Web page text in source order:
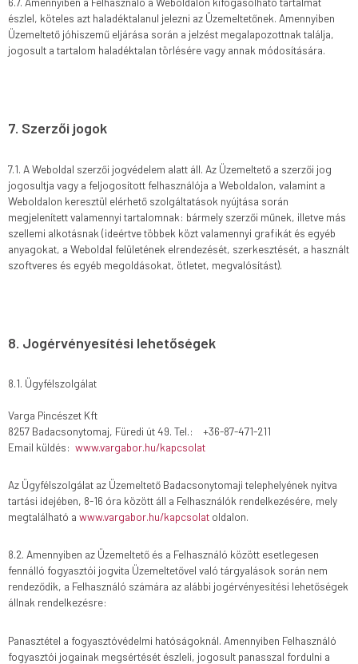
észlel, köteles azt haladéktalanul jelezni az Üzemeltetőnek. Amennyiben
Üzemeltető jóhiszemű eljárása során a jelzést megalapozottnak találja,
jogosult a tartalom haladéktalan törlésére vagy annak módosítására.
7. Szerzői jogok
7.1. A Weboldal szerzői jogvédelem alatt áll. Az Üzemeltető a szerzői jog
jogosultja vagy a feljogosított felhasználója a Weboldalon, valamint a
Weboldalon keresztül elérhető szolgáltatások nyújtása során
megjelenített valamennyi tartalomnak: bármely szerzői műnek, illetve más
szellemi alkotásnak (ideértve többek közt valamennyi grafikát és egyéb
anyagokat, a Weboldal felületének elrendezését, szerkesztését, a használt
szoftveres és egyéb megoldásokat, ötletet, megvalósítást).
8. Jogérvényesítési lehetőségek
8.1. Ügyfélszolgálat
Varga Pincészet Kft
8257 Badacsonytomaj, Füredi út 49. Tel.: +36-87-471-211
Email küldés:www.vargabor.hu/kapcsolat
Az Ügyfélszolgálat az Üzemeltető Badacsonytomaji telephelyének nyitva
tartási idejében, 8-16 óra között áll a Felhasználók rendelkezésére, mely
megtalálható awww.vargabor.hu/kapcsolat oldalon.
8.2. Amennyiben az Üzemeltető és a Felhasználó között esetlegesen
fennálló fogyasztói jogvita Üzemeltetővel való tárgyalások során nem
rendeződik, a Felhasználó számára az alábbi jogérvényesítési lehetőségek
állnak rendelkezésre:
Panasztétel a fogyasztóvédelmi hatóságoknál. Amennyiben Felhasználó
fogyasztói jogainak megsértését észleli, jogosult panasszal fordulni a